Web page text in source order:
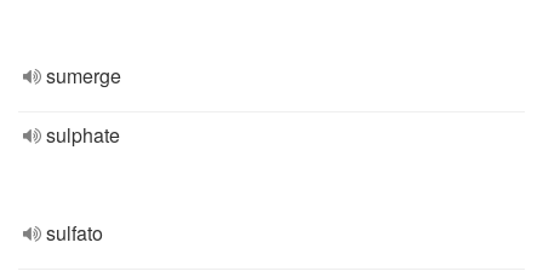
sumerge
sulphate
sulfato